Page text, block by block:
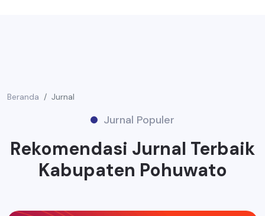
Beranda Jurnal
Jurnal Populer
Rekomendasi Jurnal Terbaik
Kabupaten Pohuwato